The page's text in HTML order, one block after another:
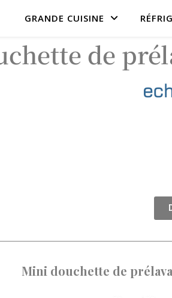
GRANDE CUISINE
de
Mini douchette de